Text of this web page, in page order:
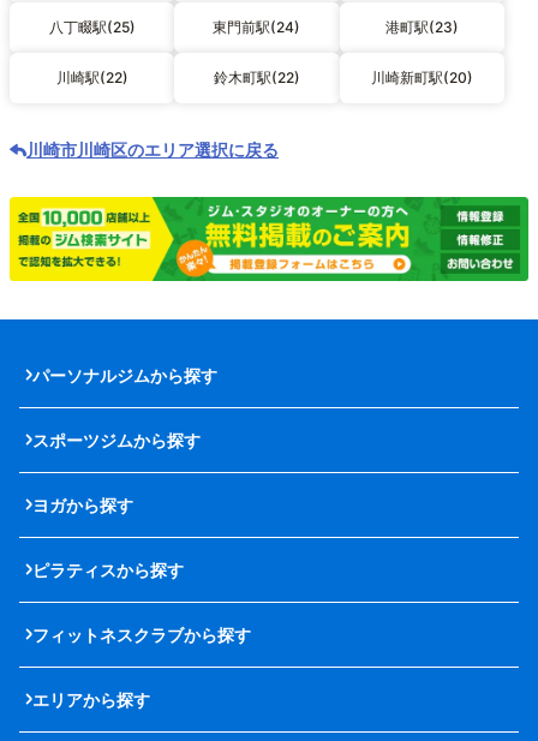
八丁畷駅(25) 東門前駅(24) 港町駅(23)
川崎駅(22) 鈴木町駅(22) 川崎新町駅(20)
川崎市川崎区のエリア選択に戻る
パーソナルジムから探す
スポーツジムから探す
ヨガから探す
ピラティスから探す
フィットネスクラブから探す
エリアから探す